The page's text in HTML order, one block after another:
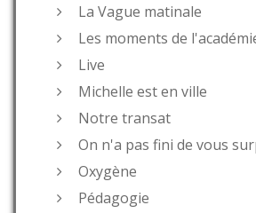
La Vague matinale
Les moments de
Live
Michelle est en ville
Notre transat
On n'a pas fini de vous
Oxygène
Pédagogie